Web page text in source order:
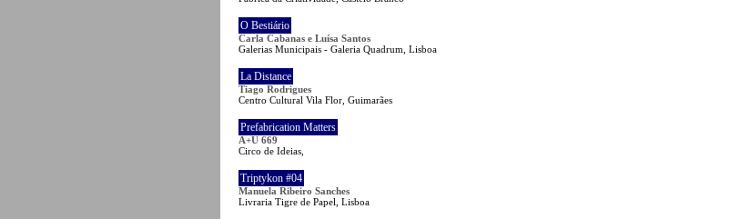
O Bestiário
Carla Cabanas e Luísa Santos
Galerias Municipais - Galeria Quadrum, Lisboa
La Distance
Tiago Rodrigues
Centro Cultural Vila Flor, Guimarães
Prefabrication Matters
A+U 669
Circo de Ideias,
Triptykon #04
Manuela Ribeiro Sanches
Livraria Tigre de Papel, Lisboa